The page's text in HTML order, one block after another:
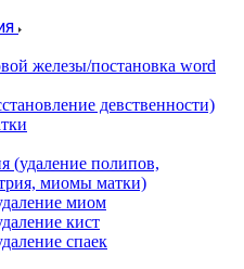
железы/постановка word
девственности)
(удаление полипов,
миомы матки)
миом
кист
спаек